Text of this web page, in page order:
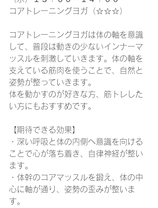
コアトレーニングヨガ（☆☆☆）
コアトレーニングヨガは体の軸を意識
して、普段は動きの少ないインナーマ
ッスルを刺激していきます。体の軸を
支えている筋肉を使うことで、自然と
姿勢が整っていきます。
体を動かすのが好きな方、筋トレした
い方にもおすすめです。
【期待できる効果】
・深い呼吸と体の内側へ意識を向ける
ことで心が落ち着き、自律神経が整い
ます。
・体幹のコアマッスルを鍛え、体の中
心に軸が通り、姿勢の歪みが整いま
す。